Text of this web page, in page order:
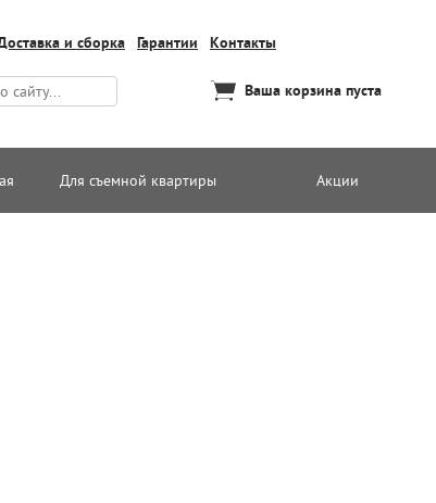
и сборка Гарантии Контакты
Ваша корзина пуста
Для съемной квартиры Акции